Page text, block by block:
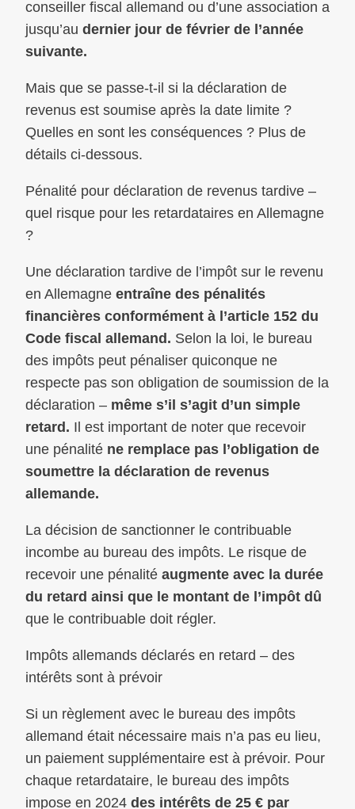
conseiller fiscal allemand ou d’une association a
jusqu’au dernier jour de février de l’année
suivante.
Mais que se passe-t-il si la déclaration de
revenus est soumise après la date limite ?
Quelles en sont les conséquences ? Plus de
détails ci-dessous.
Pénalité pour déclaration de revenus tardive –
quel risque pour les retardataires en Allemagne
?
Une déclaration tardive de l’impôt sur le revenu
en Allemagne entraîne des pénalités
financières conformément à l’article 152 du
Code fiscal allemand. Selon la loi, le bureau
des impôts peut pénaliser quiconque ne
respecte pas son obligation de soumission de la
déclaration – même s’il s’agit d’un simple
retard. Il est important de noter que recevoir
une pénalité ne remplace pas l’obligation de
soumettre la déclaration de revenus
allemande.
La décision de sanctionner le contribuable
incombe au bureau des impôts. Le risque de
recevoir une pénalité augmente avec la durée
du retard ainsi que le montant de l’impôt dû
que le contribuable doit régler.
Impôts allemands déclarés en retard – des
intérêts sont à prévoir
Si un règlement avec le bureau des impôts
allemand était nécessaire mais n’a pas eu lieu,
un paiement supplémentaire est à prévoir. Pour
chaque retardataire, le bureau des impôts
impose en 2024 des intérêts de 25 € par